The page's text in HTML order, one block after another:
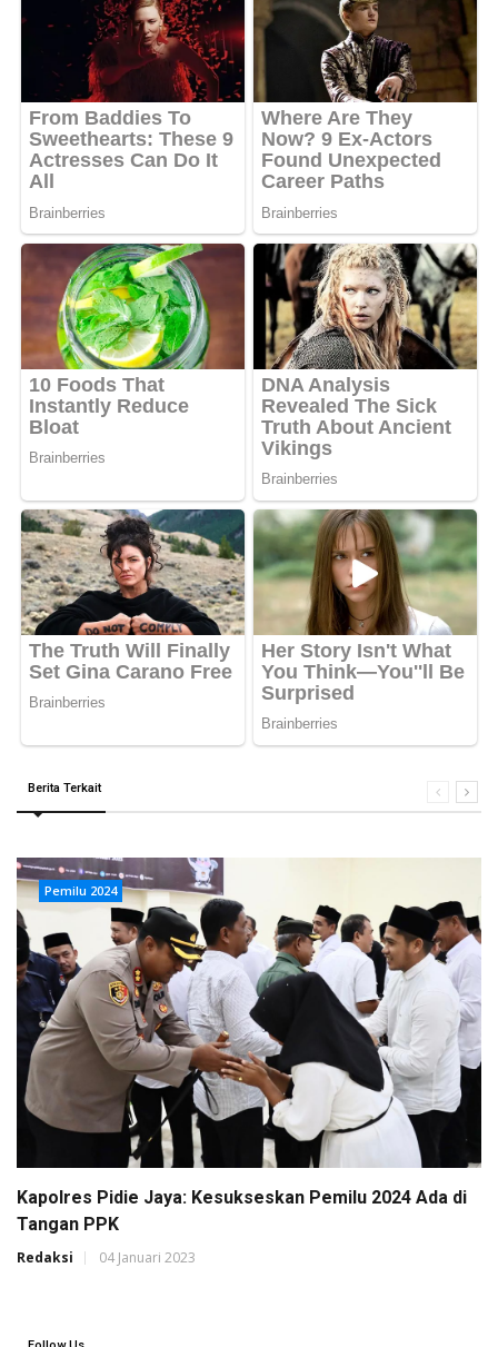
Berita Terkait
Pemilu 2024
Kapolres Pidie Jaya: Kesukseskan Pemilu 2024 Ada di
Tangan PPK
Redaksi 04 Januari 2023